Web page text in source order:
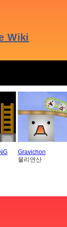
Gravichon
물리연산